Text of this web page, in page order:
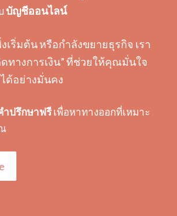
บัญชีออนไลน์
เริ่มต้น หรือกำลังขยายธุรกิจ เรา
ทางการเงิน” ที่ช่วยให้คุณมั่นใจ
ด้อย่างมั่นคง
ำปรึกษาฟรีเพื่อหาทางออกที่เหมาะ